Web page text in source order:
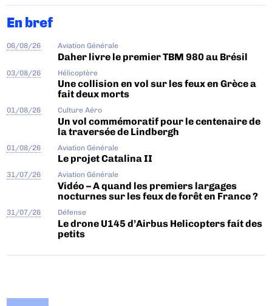
En bref
06/08/26 Aviation Générale
Daher livre le premier TBM 980 au Brésil
03/08/26 Hélicoptère
Une collision en vol sur les feux en Grèce a
fait deux morts
01/08/26 Culture Aéro
Un vol commémoratif pour le centenaire de
la traversée de Lindbergh
01/08/26 Aviation Générale
Le projet Catalina II
31/07/26 Aviation Générale
Vidéo – A quand les premiers largages
nocturnes sur les feux de forêt en France ?
31/07/26 Défense
Le drone U145 d’Airbus Helicopters fait des
petits